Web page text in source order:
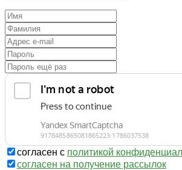
согласен с политикой
согласен на получение рассылок